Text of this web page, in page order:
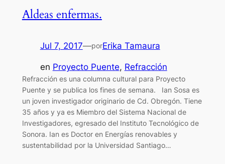
Aldeas enfermas.
Jul 7, 2017—porErika Tamaura
en Proyecto Puente, Refracción
Refracción es una columna cultural para Proyecto
Puente y se publica los fines de semana. Ian Sosa es
un joven investigador originario de Cd. Obregón. Tiene
35 años y ya es Miembro del Sistema Nacional de
Investigadores, egresado del Instituto Tecnológico de
Sonora. Ian es Doctor en Energías renovables y
sustentabilidad por la Universidad Santiago…